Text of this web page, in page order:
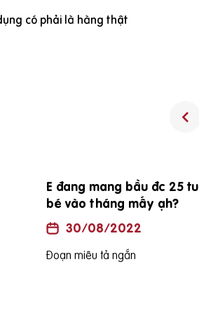
có phải là hàng thật
Procare diamond có
suốt thai kỳ không?
30/08/2022
Đoạn miêu tả ngắn